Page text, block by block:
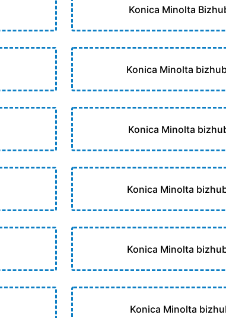
Konica Minolta
Konica Minolta
Konica Minolta
Konica Minolta
Konica Minolta
Konica Minolta